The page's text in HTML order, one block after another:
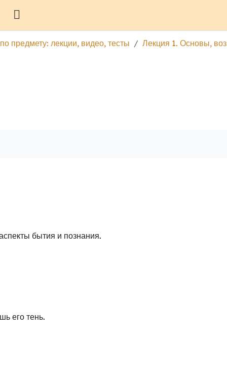
предмету: лекции, видео, тесты Лекция 1. Основы,
бытия и познания.
его тень.